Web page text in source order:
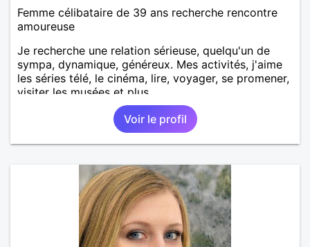
Femme célibataire de 39 ans recherche rencontre
amoureuse
Je recherche une relation sérieuse, quelqu'un de
sympa, dynamique, généreux. Mes activités, j'aime
les séries télé, le cinéma, lire, voyager, se promener,
visiter les musées et plus.
Voir le profil